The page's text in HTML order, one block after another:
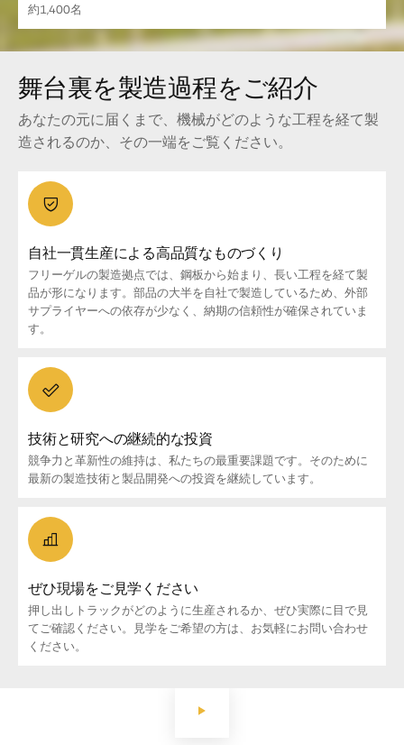
約1,400名
舞台裏を製造過程をご紹介
あなたの元に届くまで、機械がどのような工程を経て製
造されるのか、その一端をご覧ください。
自社一貫生産による高品質なものづくり
フリーゲルの製造拠点では、鋼板から始まり、長い工程を経て製
品が形になります。部品の大半を自社で製造しているため、外部
サプライヤーへの依存が少なく、納期の信頼性が確保されていま
す。
技術と研究への継続的な投資
競争力と革新性の維持は、私たちの最重要課題です。そのために
最新の製造技術と製品開発への投資を継続しています。
ぜひ現場をご見学ください
押し出しトラックがどのように生産されるか、ぜひ実際に目で見
てご確認ください。見学をご希望の方は、お気軽にお問い合わせ
ください。